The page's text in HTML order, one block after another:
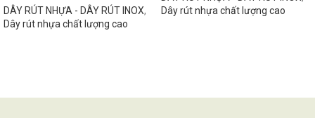
DÂY RÚT NHỰA - DÂY RÚT INOX,
Dây rút nhựa chất lượng cao
Dây rút nhựa chất lượng cao